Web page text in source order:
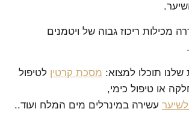
מכילות ריכוז גבוה של ויטמנים
שלנו תוכלו למצוא: מסכת קרטין לטיפול
או טיפול כימי,
עשירה במינרלים מים המלח ועוד..